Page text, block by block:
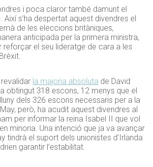
i poca claror també damunt el
Així s’ha despertat aquest divendres el
de les eleccions britàniques,
anticipada per la primera ministra,
reforçar el seu lideratge de cara a les
la majoria absoluta de David
obtingut 318 escons, 12 menys que el
dels 326 escons necessaris per a la
però, ha acudit aquest divendres al
per informar la reina Isabel II que vol
minoria. Una intenció que ja va avançar
tindrà el suport dels unionistes d’Irlanda
garantir l’estabilitat.